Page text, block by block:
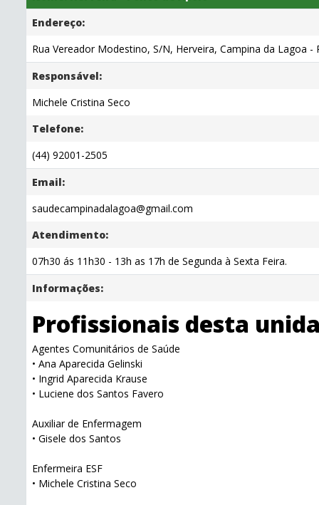
Endereço:
Rua Vereador Modestino, S/N, Herveira, Campina da Lagoa -
Responsável:
Michele Cristina Seco
Telefone:
(44) 92001-2505
Email:
saudecampinadalagoa@gmail.com
Atendimento:
07h30 ás 11h30 - 13h as 17h de Segunda à Sexta Feira.
Informações:
Profissionais desta
Agentes Comunitários de Saúde
• Ana Aparecida Gelinski
• Ingrid Aparecida Krause
• Luciene dos Santos Favero
Auxiliar de Enfermagem
• Gisele dos Santos
Enfermeira ESF
• Michele Cristina Seco